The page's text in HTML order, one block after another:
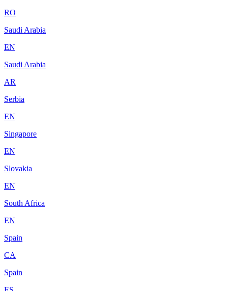
RO
Saudi Arabia
EN
Saudi Arabia
AR
Serbia
EN
Singapore
EN
Slovakia
EN
South Africa
EN
Spain
CA
Spain